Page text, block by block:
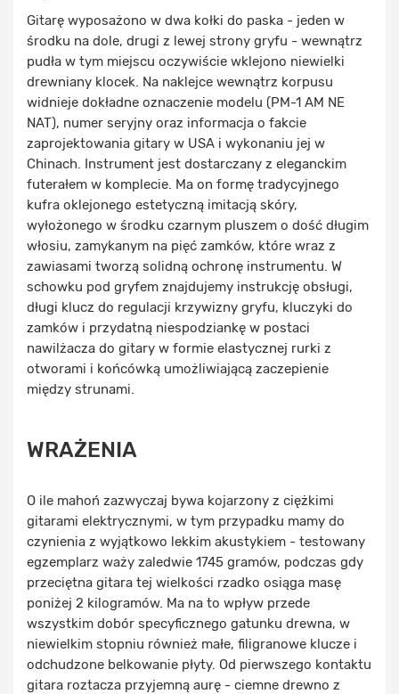
Gitarę wyposażono w dwa kołki do paska - jeden w
środku na dole, drugi z lewej strony gryfu - wewnątrz
pudła w tym miejscu oczywiście wklejono niewielki
drewniany klocek. Na naklejce wewnątrz korpusu
widnieje dokładne oznaczenie modelu (PM-1 AM NE
NAT), numer seryjny oraz informacja o fakcie
zaprojektowania gitary w USA i wykonaniu jej w
Chinach. Instrument jest dostarczany z eleganckim
futerałem w komplecie. Ma on formę tradycyjnego
kufra oklejonego estetyczną imitacją skóry,
wyłożonego w środku czarnym pluszem o dość długim
włosiu, zamykanym na pięć zamków, które wraz z
zawiasami tworzą solidną ochronę instrumentu. W
schowku pod gryfem znajdujemy instrukcję obsługi,
długi klucz do regulacji krzywizny gryfu, kluczyki do
zamków i przydatną niespodziankę w postaci
nawilżacza do gitary w formie elastycznej rurki z
otworami i końcówką umożliwiającą zaczepienie
między strunami.
WRAŻENIA
O ile mahoń zazwyczaj bywa kojarzony z ciężkimi
gitarami elektrycznymi, w tym przypadku mamy do
czynienia z wyjątkowo lekkim akustykiem - testowany
egzemplarz waży zaledwie 1745 gramów, podczas gdy
przeciętna gitara tej wielkości rzadko osiąga masę
poniżej 2 kilogramów. Ma na to wpływ przede
wszystkim dobór specyficznego gatunku drewna, w
niewielkim stopniu również małe, filigranowe klucze i
odchudzone belkowanie płyty. Od pierwszego kontaktu
gitara roztacza przyjemną aurę - ciemne drewno z